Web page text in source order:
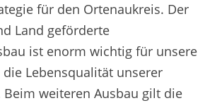
für den Ortenaukreis. Der
Land geförderte
ist enorm wichtig für unsere
Lebensqualität unserer
Beim weiteren Ausbau gilt die